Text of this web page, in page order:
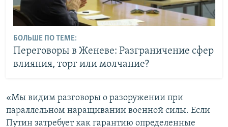
БОЛЬШЕ ПО ТЕМЕ:
Переговоры в Женеве: Разграничение сфер
влияния, торг или молчание?
«Мы видим разговоры о разоружении при
параллельном наращивании военной силы. Если
Путин затребует как гарантию определенные